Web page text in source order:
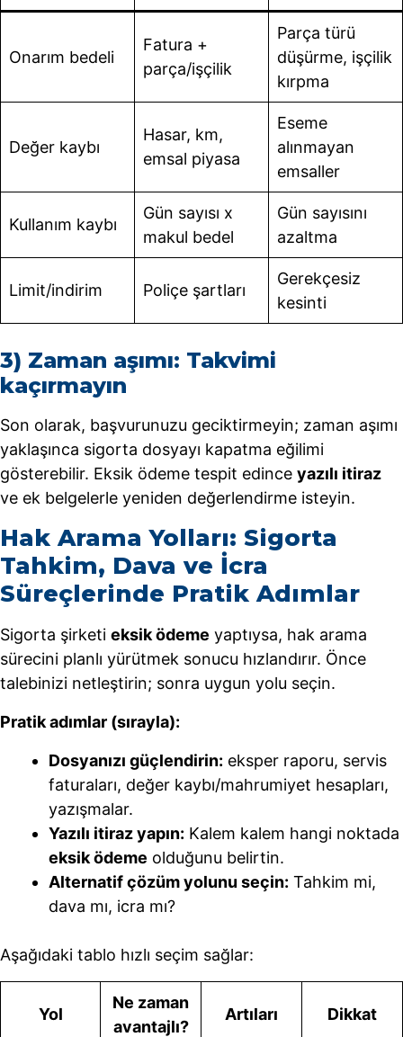
Onarım bedeli
Fatura +
parça/işçilik
Parça türü
düşürme, işçilik
kırpma
Değer kaybı
Hasar, km,
emsal piyasa
Eseme
alınmayan
emsaller
Kullanım kaybı
Gün sayısı x
makul bedel
Gün sayısını
azaltma
Limit/indirim Poliçe şartları
Gerekçesiz
kesinti
3) Zaman aşımı: Takvimi
kaçırmayın
Son olarak, başvurunuzu geciktirmeyin; zaman aşımı
yaklaşınca sigorta dosyayı kapatma eğilimi
gösterebilir. Eksik ödeme tespit edince yazılı itiraz
ve ek belgelerle yeniden değerlendirme isteyin.
Hak Arama Yolları: Sigorta
Tahkim, Dava ve İcra
Süreçlerinde Pratik Adımlar
Sigorta şirketi eksik ödeme yaptıysa, hak arama
sürecini planlı yürütmek sonucu hızlandırır. Önce
talebinizi netleştirin; sonra uygun yolu seçin.
Pratik adımlar (sırayla):
Dosyanızı güçlendirin: eksper raporu, servis
faturaları, değer kaybı/mahrumiyet hesapları,
yazışmalar.
Yazılı itiraz yapın: Kalem kalem hangi noktada
eksik ödeme olduğunu belirtin.
Alternatif çözüm yolunu seçin: Tahkim mi,
dava mı, icra mı?
Aşağıdaki tablo hızlı seçim sağlar:
Yol
Ne zaman
avantajlı?
Artıları Dikkat